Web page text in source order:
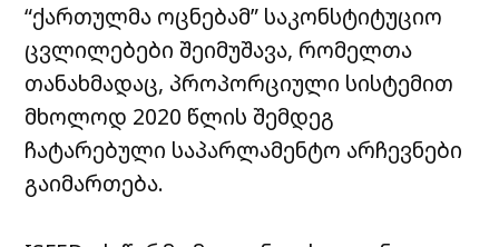
“ქართულმა ოცნებამ” საკონსტიტუციო
ცვლილებები შეიმუშავა, რომელთა
თანახმადაც, პროპორციული სისტემით
მხოლოდ 2020 წლის შემდეგ
ჩატარებული საპარლამენტო არჩევნები
გაიმართება.